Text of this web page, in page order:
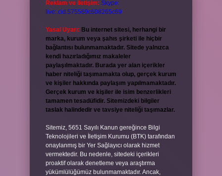
Reklam ve İletişim: Skype:
live:.cid.575569c608265c69
Yasal Uyarı: Bu internet sitesi, herhangi bir
marka, kurum veya şahıs şirketi ile hiçbir
bağlantısı bulunmamaktadır. Sitede yalnızca
kendi hazırladığımız makaleler
paylaşılmaktadır. Burada yer alan içerikler
haber niteliği taşımamakta olup, gerçek kurum
ve kişiler hakkında paylaşım yapılmamaktadır.
Gerçek kurum ve kişiler ile isim benzerlikleri
tamamen tesadüfidir. Sitemizdeki bilgiler
taslak halindedir ve tavsiye niteliği taşımazlar.
Sitemiz, 5651 Sayılı Kanun gereğince Bilgi
Teknolojileri ve İletişim Kurumu (BTK) tarafından
onaylanmış bir Yer Sağlayıcı olarak hizmet
vermektedir. Bu nedenle, sitedeki içerikleri
proaktif olarak denetleme veya araştırma
yükümlülüğümüz bulunmamaktadır. Ancak,